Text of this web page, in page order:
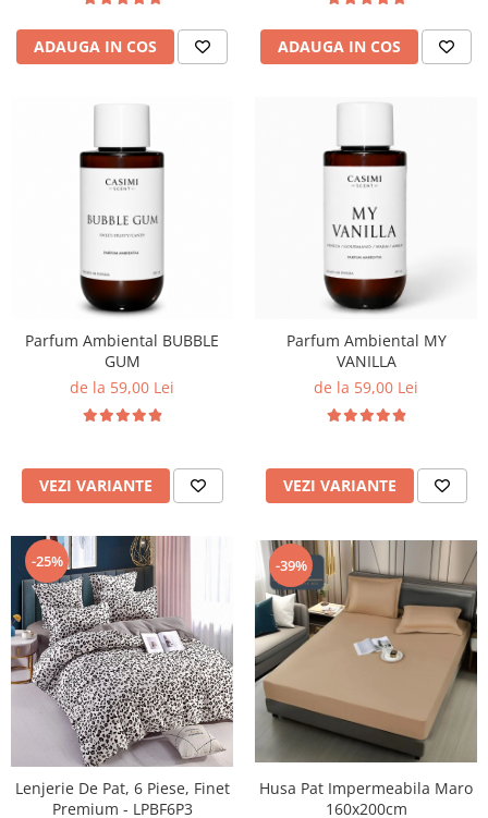
ADAUGA IN COS ADAUGA IN COS
Parfum Ambiental BUBBLE
GUM
de la 59,00 Lei
VEZI VARIANTE
Parfum Ambiental MY
VANILLA
de la 59,00 Lei
VEZI VARIANTE
-25%
Lenjerie De Pat, 6 Piese, Finet
Premium - LPBF6P3
-39%
Husa Pat Impermeabila Maro
160x200cm